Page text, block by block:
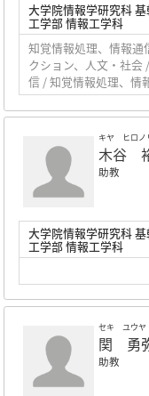
大学院情報学研究科
工学部 情報工学科
知覚情報処理、情報通
クション、人文・社
信 / 知覚情報処理、情
キヤ ヒロノ
木谷
助教
大学院情報学研究科
工学部 情報工学科
セキ ユウヤ
関 勇
助教